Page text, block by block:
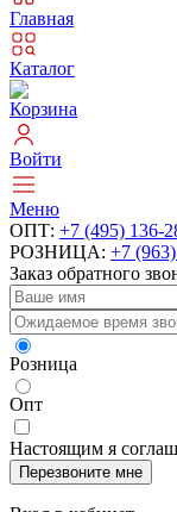
Главная
Каталог
Корзина
Войти
Меню
ОПТ: +7 (495) 136-
РОЗНИЦА: +7
Заказ обратного
Розница
Опт
Настоящим я
Перезвоните мне